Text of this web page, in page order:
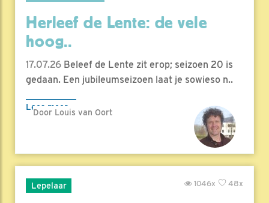
Herleef de Lente: de vele
hoog..
17.07.26 Beleef de Lente zit erop; seizoen 20 is
gedaan. Een jubileumseizoen laat je sowieso n..
Lees meer
Door Louis van Oort
Lepelaar 48x
1046x